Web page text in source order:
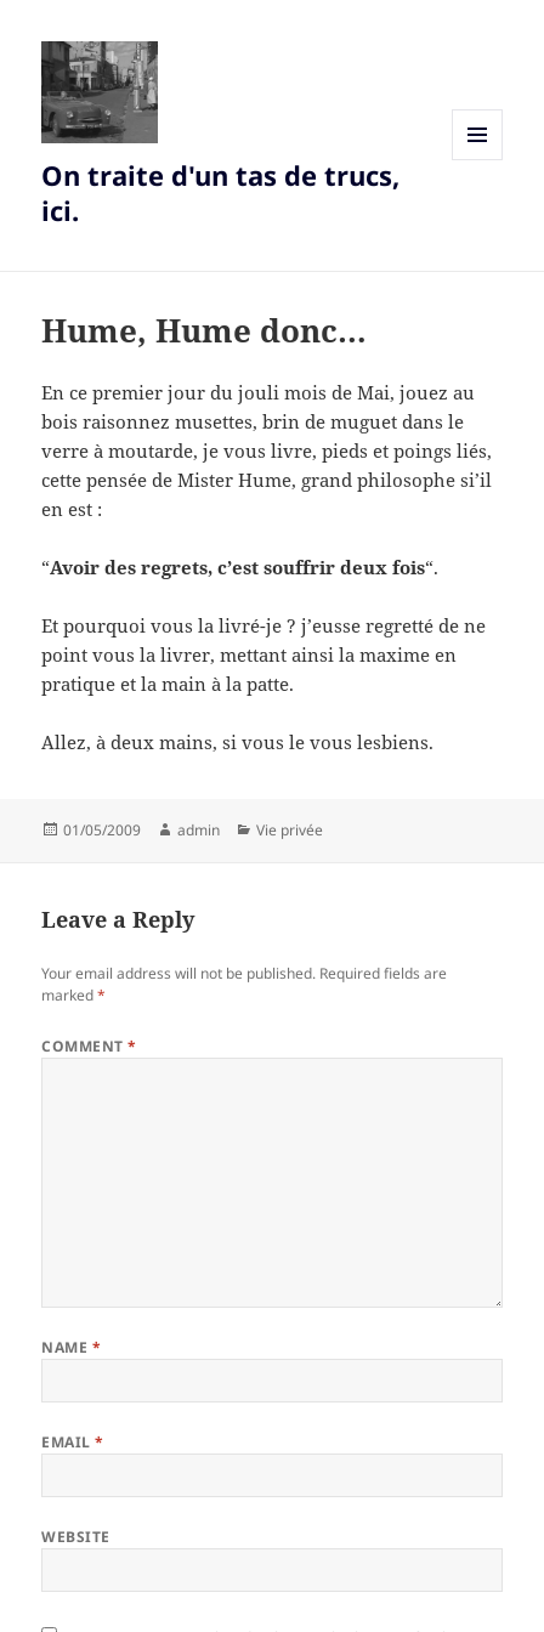
On traite d'un tas de trucs,
ici.
Hume, Hume donc…
En ce premier jour du jouli mois de Mai, jouez au
bois raisonnez musettes, brin de muguet dans le
verre à moutarde, je vous livre, pieds et poings liés,
cette pensée de Mister Hume, grand philosophe si’il
en est :
“Avoir des regrets, c’est souffrir deux fois“.
Et pourquoi vous la livré-je ? j’eusse regretté de ne
point vous la livrer, mettant ainsi la maxime en
pratique et la main à la patte.
Allez, à deux mains, si vous le vous lesbiens.
Posted
01/05/2009 Author
admin Categories
Vie privée
Leave a Reply
Your email address will not be published. Required fields are
marked*
COMMENT*
NAME *
EMAIL*
WEBSITE